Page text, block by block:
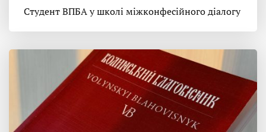
Студент ВПБА у школі міжконфесійного діалогу